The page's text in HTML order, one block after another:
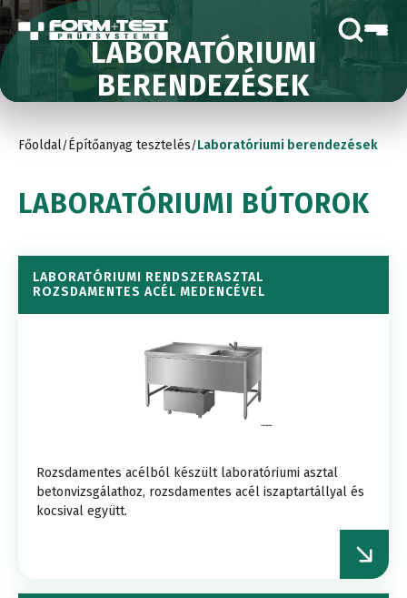
LABORATÓRIUMI
BERENDEZÉSEK
Főoldal/Építőanyag tesztelés /Laboratóriumi berendezések
LABORATÓRIUMI BÚTOROK
LABORATÓRIUMI RENDSZERASZTAL
ROZSDAMENTES ACÉL MEDENCÉVEL
Rozsdamentes acélból készült laboratóriumi asztal
betonvizsgálathoz, rozsdamentes acél iszaptartállyal és
kocsival együtt.